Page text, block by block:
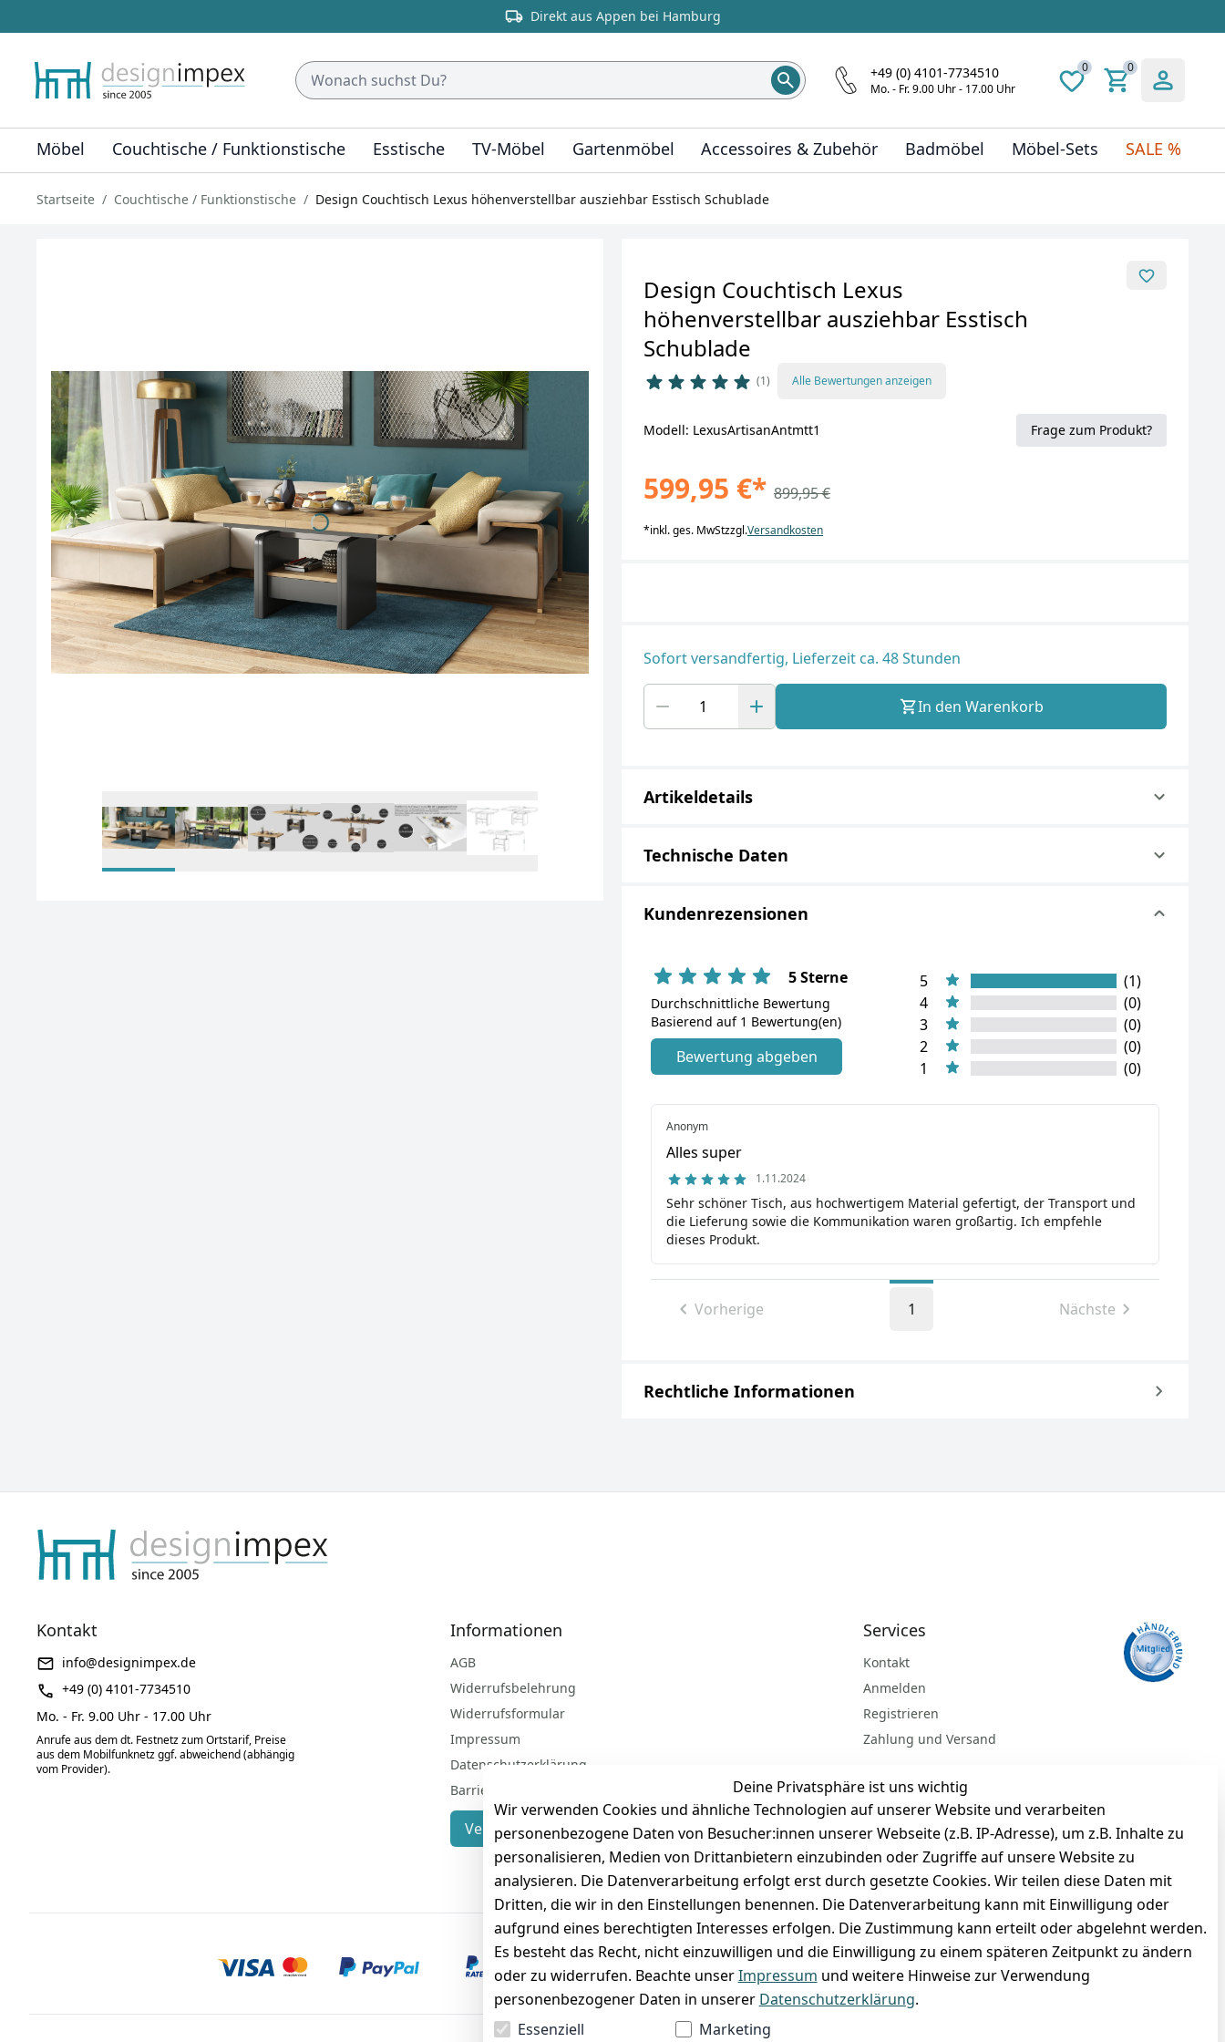
Direkt aus Appen bei Hamburg
+49 (0) 4101-7734510
Mo. - Fr. 9.00 Uhr - 17.00 Uhr
0 0
Möbel Couchtische / Funktionstische Esstische TV-Möbel Gartenmöbel Accessoires & Zubehör Badmöbel Möbel-Sets SALE %
Startseite Couchtische / Funktionstische Design Couchtisch Lexus höhenverstellbar ausziehbar Esstisch Schublade
Design Couchtisch Lexus
höhenverstellbar ausziehbar Esstisch
Schublade
1 Alle Bewertungen anzeigen
Modell: LexusArtisanAntmtt1 Frage zum Produkt?
599,95 €* 899,95 €
*inkl. ges. MwStzzgl.Versandkosten
Sofort versandfertig, Lieferzeit ca. 48 Stunden
In den Warenkorb
Artikeldetails
Technische Daten
Kundenrezensionen
5 Sterne
Durchschnittliche Bewertung
Basierend auf 1 Bewertung(en)
Bewertung abgeben
5
(1)
4
(0)
3
(0)
2
(0)
1
(0)
Anonym
Alles super
1.11.2024
Sehr schöner Tisch, aus hochwertigem Material gefertigt, der Transport und
die Lieferung sowie die Kommunikation waren großartig. Ich empfehle
dieses Produkt.
Vorherige 1 Nächste
Rechtliche Informationen
Deine Privatsphäre ist uns wichtig
Wir verwenden Cookies und ähnliche Technologien auf unserer Website und verarbeiten
personenbezogene Daten von Besucher:innen unserer Webseite (z.B. IP-Adresse), um z.B. Inhalte zu
personalisieren, Medien von Drittanbietern einzubinden oder Zugriffe auf unsere Website zu
analysieren. Die Datenverarbeitung erfolgt erst durch gesetzte Cookies. Wir teilen diese Daten mit
Dritten, die wir in den Einstellungen benennen. Die Datenverarbeitung kann mit Einwilligung oder
aufgrund eines berechtigten Interesses erfolgen. Die Zustimmung kann erteilt oder abgelehnt werden.
Es besteht das Recht, nicht einzuwilligen und die Einwilligung zu einem späteren Zeitpunkt zu ändern
oder zu widerrufen. Beachte unserImpressum und weitere Hinweise zur Verwendung
personenbezogener Daten in unserer Datenschutzerklärung.
Essenziell
Marketing
Kontakt
info@designimpex.de
+49 (0) 4101-7734510
Mo. - Fr. 9.00 Uhr - 17.00 Uhr
Anrufe aus dem dt. Festnetz zum Ortstarif, Preise
aus dem Mobilfunknetz ggf. abweichend (abhängig
vom Provider).
Informationen
AGB
Widerrufsbelehrung
Widerrufsformular
Impressum
Datenschutzerklärung
Barrierefreiheitserklärung
Vertrag widerrufen
Services
Kontakt
Anmelden
Registrieren
Zahlung und Versand
VORKASSE RECHNUNG BARZAHLUNG